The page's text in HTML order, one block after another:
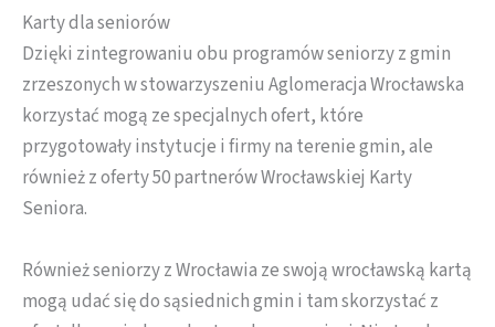
Karty dla seniorów
Dzięki zintegrowaniu obu programów seniorzy z gmin
zrzeszonych w stowarzyszeniu Aglomeracja Wrocławska
korzystać mogą ze specjalnych ofert, które
przygotowały instytucje i firmy na terenie gmin, ale
również z oferty 50 partnerów Wrocławskiej Karty
Seniora.
Również seniorzy z Wrocławia ze swoją wrocławską kartą
mogą udać się do sąsiednich gmin i tam skorzystać z